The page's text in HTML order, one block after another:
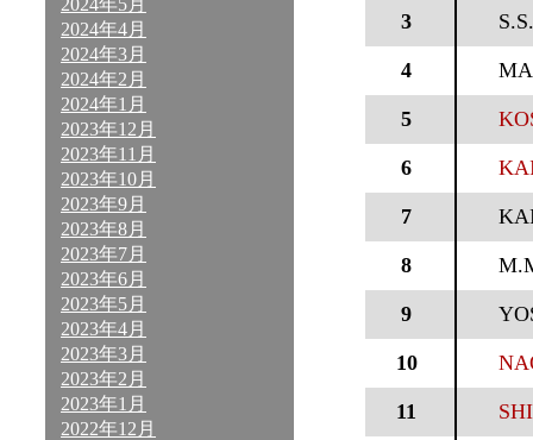
2024年5月
2024年4月
2024年3月
2024年2月
2024年1月
2023年12月
2023年11月
2023年10月
2023年9月
2023年8月
2023年7月
2023年6月
2023年5月
2023年4月
2023年3月
2023年2月
2023年1月
2022年12月
3
4
5
6
7
8
9
10
11